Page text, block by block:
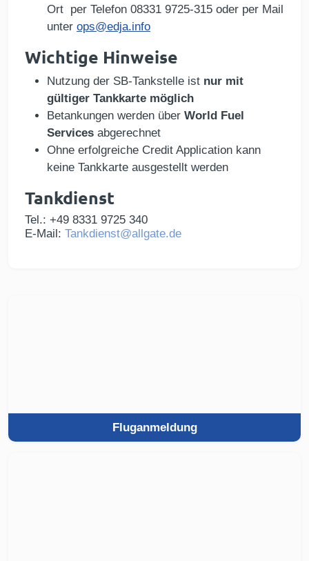
Ort per Telefon 08331 9725-315 oder per Mail
unter ops@edja.info
Wichtige Hinweise
Nutzung der SB-Tankstelle ist nur mit
gültiger Tankkarte möglich
Betankungen werden über World Fuel
Services abgerechnet
Ohne erfolgreiche Credit Application kann
keine Tankkarte ausgestellt werden
Tankdienst
Tel.: +49 8331 9725 340
E-Mail: Tankdienst@allgate.de
Fluganmeldung